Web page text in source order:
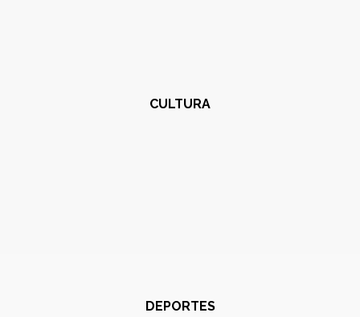
CULTURA
DEPORTES